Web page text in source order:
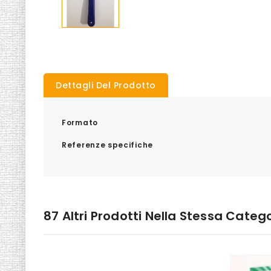
Dettagli Del Prodotto
Formato
Referenze specifiche
87 Altri Prodotti Nella Stessa